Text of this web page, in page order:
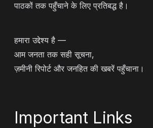
पाठकों तक पहुँचाने के लिए प्रतिबद्ध है।
हमारा उद्देश्य है —
आम जनता तक सही सूचना,
ज़मीनी रिपोर्ट और जनहित की खबरें पहुँचाना।
Important Links